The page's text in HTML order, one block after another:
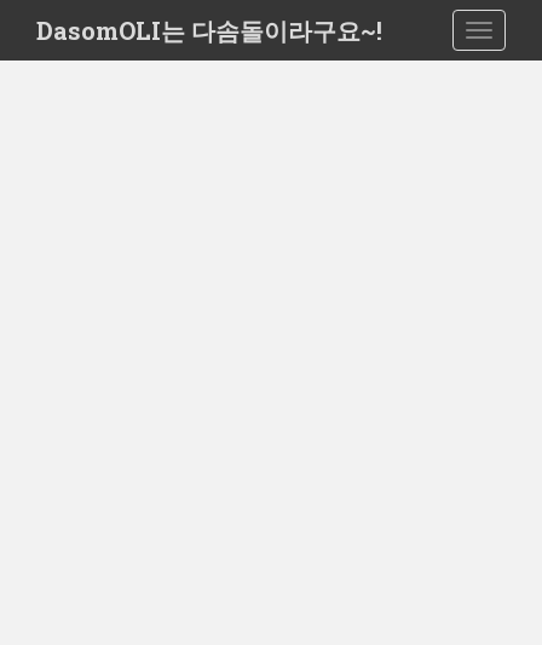
i
DasomOLI는 다솜돌이라구요~!